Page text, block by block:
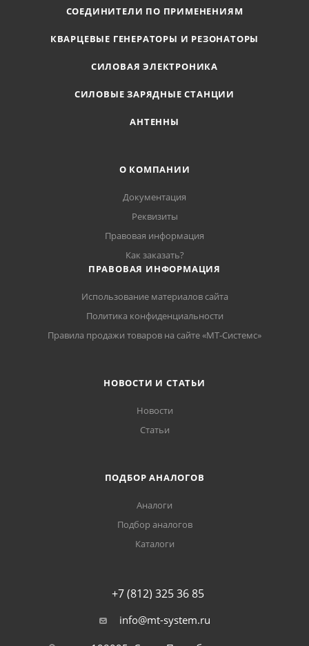
СОЕДИНИТЕЛИ ПО ПРИМЕНЕНИЯМ
КВАРЦЕВЫЕ ГЕНЕРАТОРЫ И РЕЗОНАТОРЫ
СИЛОВАЯ ЭЛЕКТРОНИКА
СИЛОВЫЕ ЗАРЯДНЫЕ СТАНЦИИ
АНТЕННЫ
О КОМПАНИИ
Документация
Реквизиты
Правовая информация
Как заказать?
ПРАВОВАЯ ИНФОРМАЦИЯ
Использование материалов сайта
Политика конфиденциальности
Правила продажи товаров на сайте «МТ-Системс»
НОВОСТИ И СТАТЬИ
Новости
Статьи
ПОДБОР АНАЛОГОВ
Аналоги
Подбор аналогов
Каталоги
+7 (812) 325 36 85
info@mt-system.ru